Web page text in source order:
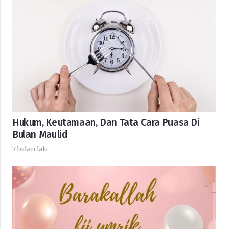
Hukum, Keutamaan, Dan Tata Cara Puasa Di
Bulan Maulid
7 bulan lalu